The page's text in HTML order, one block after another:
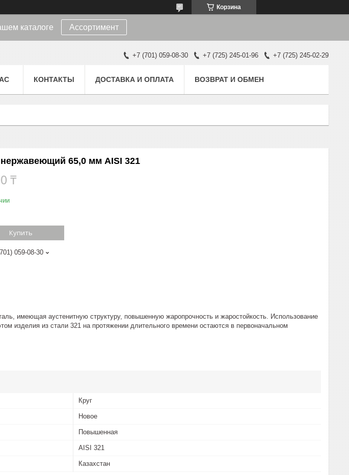
Корзина
каталоге Ассортимент
+7 (701) 059-08-30 +7 (725) 245-01-96 +7 (725) 245-02-29
КОНТАКТЫ ДОСТАВКА И ОПЛАТА ВОЗВРАТ И ОБМЕН
нержавеющий 65,0 мм AISI 321
₸
Купить
059-08-30
имеющая аустенитную структуру, повышенную жаропрочность и жаростойкость. Использование
изделия из стали 321 на протяжении длительного времени остаются в первоначальном
Круг
Новое
Повышенная
AISI 321
Казахстан